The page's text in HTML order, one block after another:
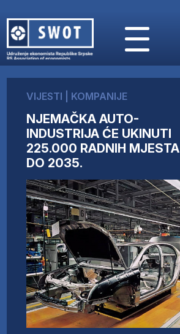
O NAMA
AKTUELNO
ANALIZE
KOMPANIJE
FINANSIJE
IZ STRANIH MEDIJA
AKTIVNOSTI
SWOT INTERVJU
UČLANI SE
KONTAKT
VIJESTI KOMPANIJE
NJEMAČKA AUTO-
INDUSTRIJA ĆE UKINUTI
225.000 RADNIH MJESTA
DO 2035.